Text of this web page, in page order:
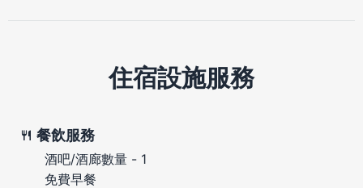
住宿設施服務
餐飲服務
酒吧/酒廊數量 - 1
免費早餐